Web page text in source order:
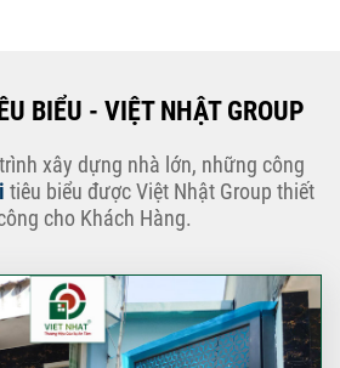
BIỂU - VIỆT NHẬT GROUP
xây dựng nhà lớn, những công
tiêu biểu được Việt Nhật Group thiết
cho Khách Hàng.